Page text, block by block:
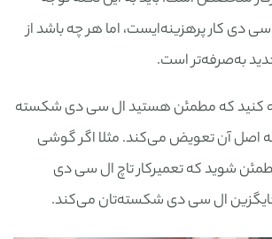
دی کار پرهزینه‌ایست، اما هر چه باشد از
به‌صرفه‌تر است.
کنید که مطمئن هستید ال سی دی شکسته
اصل آن تعویض می‌کند. مثلا اگر گوشی
شوید که تعمیرکار تاچ ال سی دی
ال سی دی شکسته‌تان می‌کند.